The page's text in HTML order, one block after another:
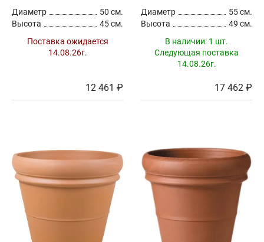
Диаметр
50 см.
Высота
45 см.
Поставка ожидается
14.08.26г.
12 461 ₽
Диаметр
55 см.
Высота
49 см.
В наличии: 1 шт.
Следующая поставка
14.08.26г.
17 462 ₽